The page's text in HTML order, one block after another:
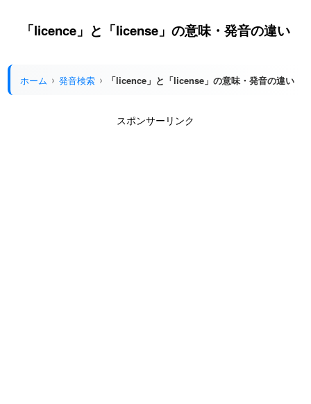
「licence」と「license」の意味・発音の違い
ホーム 発音検索 「licence」と「license」の意味・発音の違い
スポンサーリンク